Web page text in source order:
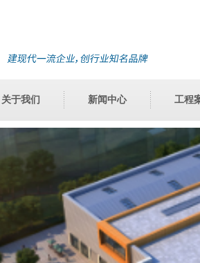
关于我们 新闻中心 工程